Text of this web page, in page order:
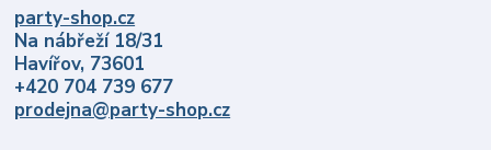
party-shop.cz
Na nábřeží 18/31
Havířov, 73601
+420 704 739 677
prodejna@party-shop.cz